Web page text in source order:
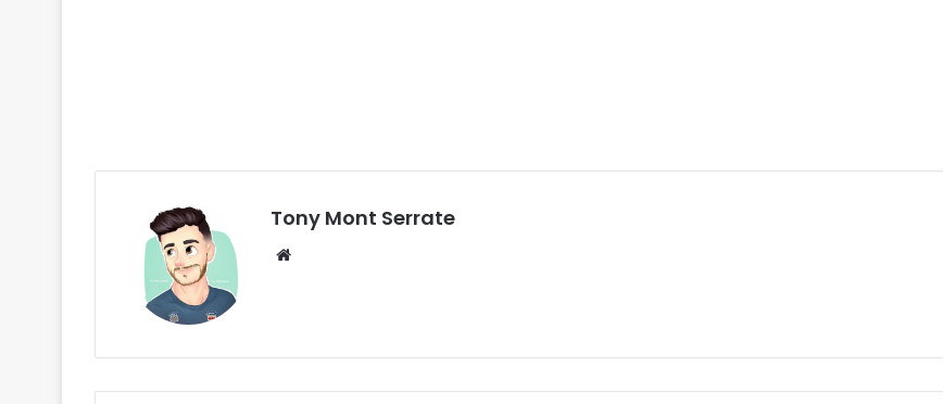
Tony Mont Serrate